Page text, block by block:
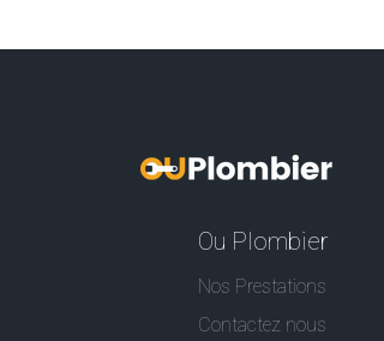
Ou Plombier
Nos Prestations
Contactez nous